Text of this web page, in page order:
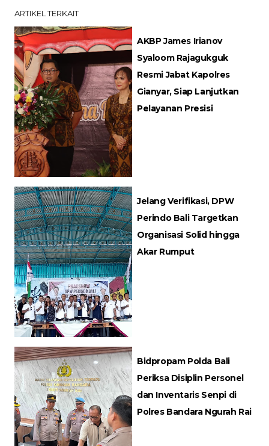
ARTIKEL TERKAIT
AKBP James Irianov
Syaloom Rajagukguk
Resmi Jabat Kapolres
Gianyar, Siap Lanjutkan
Pelayanan Presisi
Jelang Verifikasi, DPW
Perindo Bali Targetkan
Organisasi Solid hingga
Akar Rumput
Bidpropam Polda Bali
Periksa Disiplin Personel
dan Inventaris Senpi di
Polres Bandara Ngurah Rai